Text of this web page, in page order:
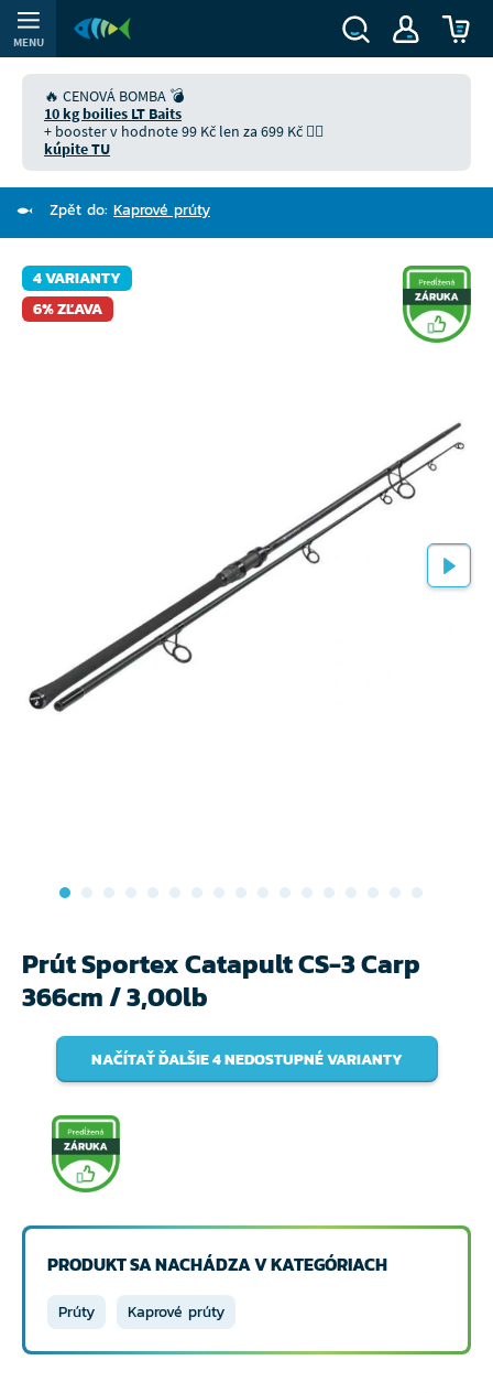
MENU
🔥 CENOVÁ BOMBA 💣
10 kg boilies LT Baits
+ booster v hodnote 99 Kč len za 699 Kč 👉🏻
kúpite TU
Zpět do: Kaprové prúty
4 VARIANTY
6% ZĽAVA
Prút Sportex Catapult CS-3 Carp
366cm / 3,00lb
NAČÍTAŤ ĎALŠIE 4 NEDOSTUPNÉ VARIANTY
PRODUKT SA NACHÁDZA V KATEGÓRIACH
Prúty Kaprové prúty